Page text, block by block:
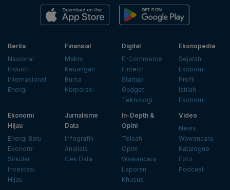
Berita
Nasional
Industri
Internasional
Energi
Finansial
Makro
Keuangan
Bursa
Korporasi
Digital
E-Commerce
Fintech
Startup
Gadget
Teknologi
Ekonopedia
Sejarah
Ekonomi
Profil
Istilah
Ekonomi
Ekonomi
Hijau
Energi Baru
Ekonomi
Sirkular
Investasi
Hijau
Jurnalisme
Data
Infografik
Analisis
Cek Data
In-Depth &
Opini
Telaah
Opini
Wawancara
Laporan
Khusus
Video
News
Wawancara
Katalogue
Foto
Podcast